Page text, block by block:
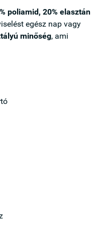
poliamid, 20% elasztán
egész nap vagy
minőség, ami